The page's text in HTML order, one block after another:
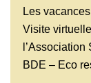
Les
Visite
l’Association
BDE – Eco